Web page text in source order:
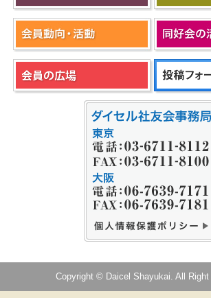
Copyright © Daicel Shayukai. All Right